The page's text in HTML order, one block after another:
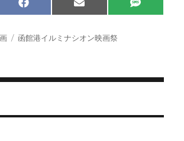
S
h
r
e
F
a
e
b
S
h
r
e
E
m
i
l
S
h
S
M
タ
函館港イルミナシオン映画祭